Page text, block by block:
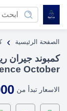
الصفحة الرئيسية ›
October
الاسعار تبدأ من